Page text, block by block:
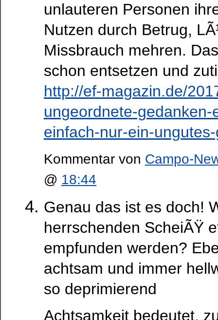
unlauteren Personen
Nutzen durch Betrug,
Missbrauch mehren.
schon entsetzen und
http://ef-magazin.de/
ungeordnete-
einfach-nur-ein-
Kommentar von Campo-
@ 18:44
Genau das ist es doch!
herrschenden ScheiÃŸ
empfunden werden?
achtsam und immer
so deprimierend
Achtsamkeit bedeutet,